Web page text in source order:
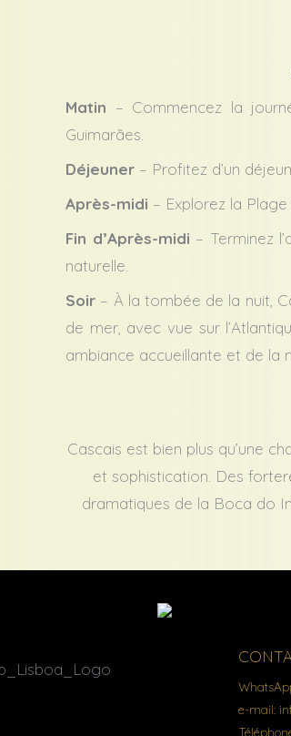
Matin – Commencez la
Guimarães.
Déjeuner – Profitez d’un
Après-midi – Explorez la
Fin d’Après-midi – Terminez
naturelle.
Soir – À la tombée de la nuit,
de mer, avec vue sur
ambiance accueillante et de la
Cascais est bien plus qu’une
et sophistication. Des
dramatiques de la Boca do
e-mail: